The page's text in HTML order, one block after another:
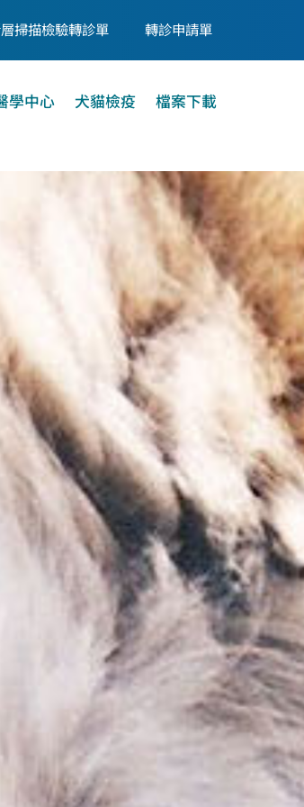
掃描檢驗轉診單 轉診申請單
學中心 犬貓檢疫 檔案下載